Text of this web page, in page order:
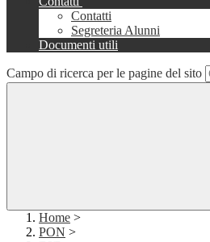
Contatti
Segreteria Alunni
Documenti utili
Campo di ricerca per le pagine del sito
Home >
PON >